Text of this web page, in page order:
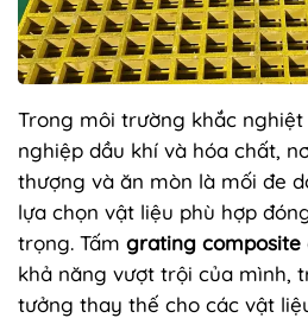
Trong môi trường khắc
nghiệp dầu khí và hóa chất,
thượng và ăn mòn là mối đe
lựa chọn vật liệu phù hợp
trọng. Tấm grating composite
khả năng vượt trội của mình,
tưởng thay thế cho các vật